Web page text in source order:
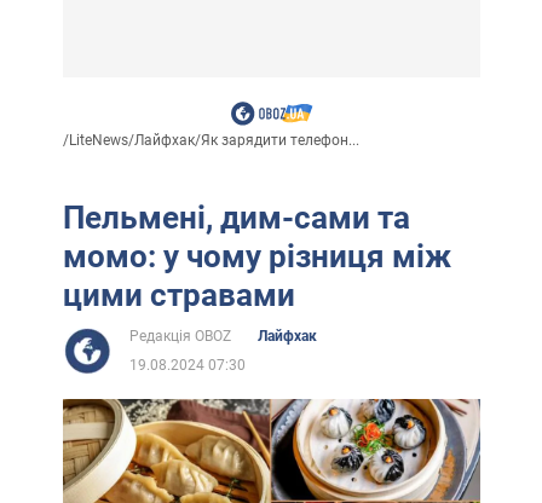
/LiteNews/Лайфхак/Як зарядити телефон...
Пельмені, дим-сами та
момо: у чому різниця між
цими стравами
Редакція OBOZ
Лайфхак
19.08.2024 07:30